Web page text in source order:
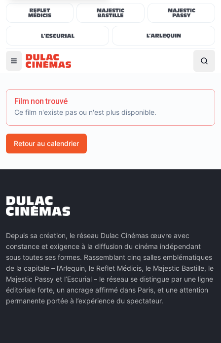
Film non trouvé
Ce film n'existe pas ou n'est plus disponible.
Retour au calendrier
Depuis sa création, le réseau Dulac Cinémas œuvre avec
constance et exigence à la diffusion du cinéma indépendant
sous toutes ses formes. Rassemblant cinq salles emblématiques
de la capitale – l’Arlequin, le Reflet Médicis, le Majestic Bastille, le
Majestic Passy et l’Escurial – le réseau se distingue par une ligne
éditoriale forte, un ancrage affirmé dans Paris, et une attention
permanente portée à l’expérience du spectateur.